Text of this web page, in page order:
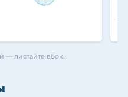
— листайте вбок.